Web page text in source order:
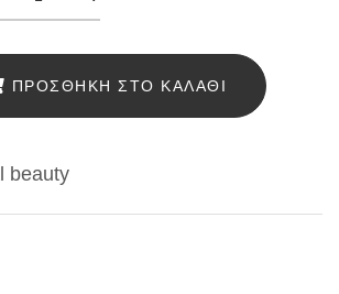
ΠΡΟΣΘΉΚΗ ΣΤΟ ΚΑΛΆΘΙ
beauty